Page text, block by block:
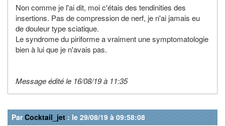
Non comme je l'ai dit, moi c'étais des tendinities des
insertions. Pas de compression de nerf, je n'ai jamais eu
de douleur type sciatique.
Le syndrome du piriforme a vraiment une symptomatologie
bien à lui que je n'avais pas.
Message édité le 16/08/19 à 11:35
ParCocktail_jet : le 29/08/19 à 09:58:08